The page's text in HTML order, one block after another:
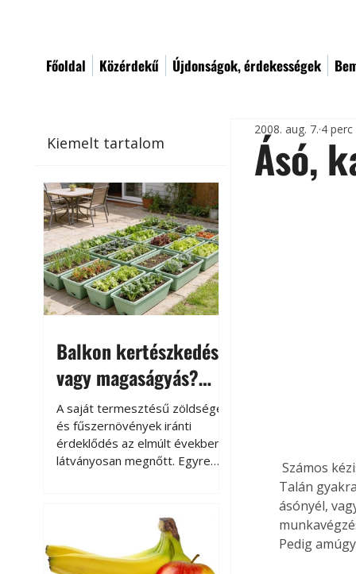
Főoldal Közérdekű Újdonságok, érdekességek
Kiemelt tartalom
Balkon kertészkedés
vagy magaságyás?
Helytakarékos
kertészkedés
A saját termesztésű zöldségek
és fűszernövények iránti
érdeklődés az elmúlt években
látványosan megnőtt. Egyre
kertészkedés sokak számára
kikapcsolódást és feltöltődést
is jelent.
Ásó,
2008. aug. 7. 4
Számos kéziszerszámot használunk kertünkben, melyek nagyon egyszerű kialakításúak.
Talán
ásónyél,
Pedig